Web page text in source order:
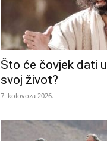
Što će čovjek dati
svoj život?
7. kolovoza 2026.